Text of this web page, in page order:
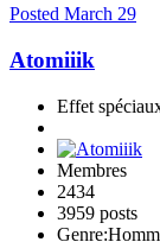
Posted March 29
Atomiiik
Effet
Membres
2434
3959 posts
Genre: